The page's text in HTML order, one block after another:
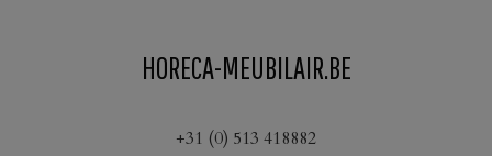
HORECA-MEUBILAIR.BE
+31 (0) 513 418882